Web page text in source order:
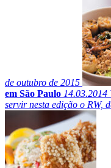
de outubro de 2015
em São Paulo 14.03.2014
servir nesta edição o RW,